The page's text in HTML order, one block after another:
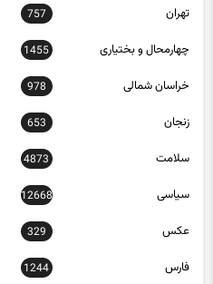
تهران 757
چهارمحال و بختیاری 1455
خراسان شمالی 978
زنجان 653
سلامت 4873
سیاسی 12668
عکس 329
فارس 1244